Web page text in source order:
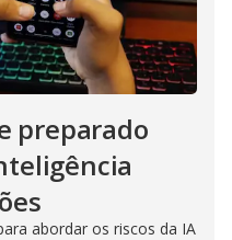
preparado
abordar os riscos da IA